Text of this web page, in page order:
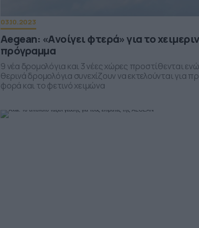
03.10.2023
Aegean: «Aνοίγει φτερά» για το
πρόγραμμα
9 νέα δρομολόγια και 3 νέες χώρες προστίθενται
θερινά δρομολόγια συνεχίζουν να εκτελούνται για
φορά και το φετινό χειμώνα